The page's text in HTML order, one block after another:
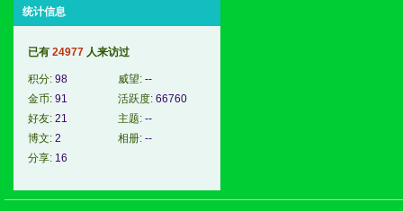
统计信息
已有 24977 人来访过
积分: 98 威望: --
金币: 91 活跃度: 66760
好友: 21 主题: --
博文: 2 相册: --
分享: 16